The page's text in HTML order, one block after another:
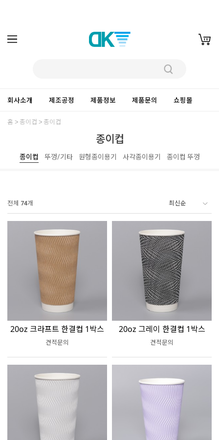
회사소개 제조공정 제품정보 제품문의 쇼핑몰
홈 종이컵 종이컵
종이컵
종이컵 뚜껑/기타 원형종이용기 사각종이용기 종이컵 뚜껑
전체 74개
20oz 크라프트 한결컵 1박스
견적문의
20oz 그레이 한결컵 1박스
견적문의